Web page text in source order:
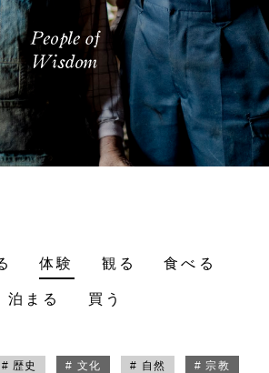
体験 観る 食べる
泊まる 買う
# 歴史 # 文化 # 自然 # 宗教